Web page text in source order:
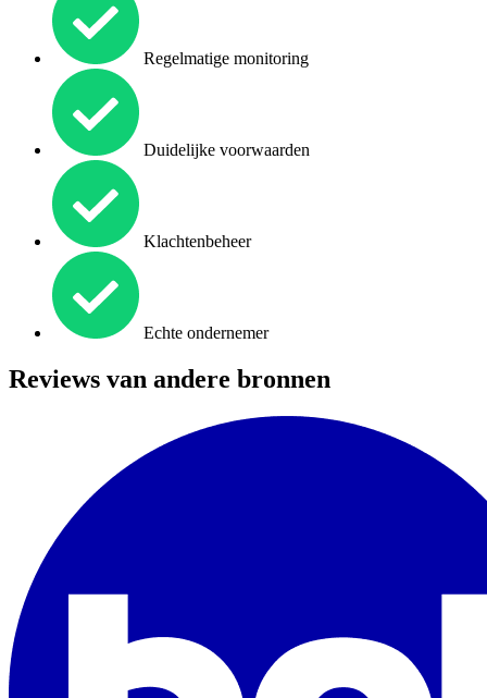
Regelmatige monitoring
Duidelijke voorwaarden
Klachtenbeheer
Echte ondernemer
Reviews van andere bronnen